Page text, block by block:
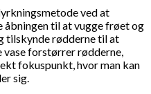
ved at
til at vugge frøet og
tilskynde rødderne til at
forstørrer rødderne,
fokuspunkt, hvor man kan
sig.